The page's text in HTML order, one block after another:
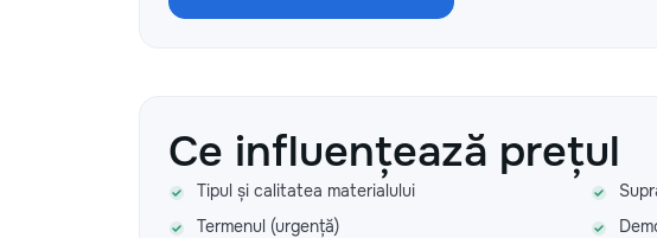
Ce influențează prețul
Tipul și calitatea materialului
Termenul (urgență)